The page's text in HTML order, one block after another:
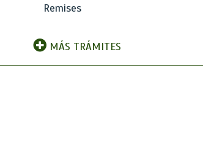
Remises
MÁS TRÁMITES